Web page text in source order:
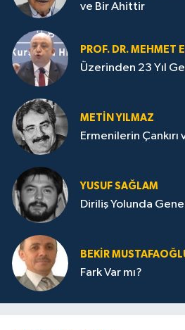
ve Bir Ahittir
PROF. DR. MEHMET
Üzerinden 23 Yıl
METIN YILMAZ
Ermenilerin Çankırı
YUSUF SAĞLAM
Diriliş Yolunda
BEKIR
Fark Var mı?